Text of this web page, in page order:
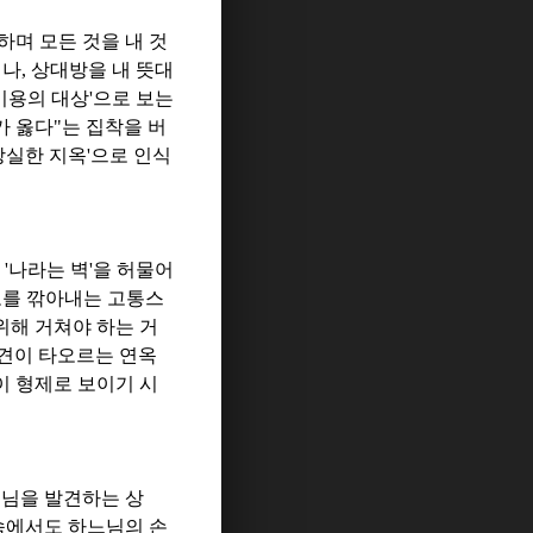
며 모든 것을 내 것
, 상대방을 내 뜻대
용의 대상'으로 보는
옳다"는 집착을 버
실한 지옥'으로 인식
'나라는 벽'을 허물어
깎아내는 고통스
해 거쳐야 하는 거
이 타오르는 연옥
형제로 보이기 시
을 발견하는 상
서도 하느님의 손